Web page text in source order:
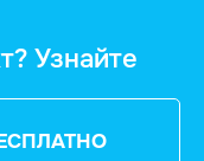
Узнайте